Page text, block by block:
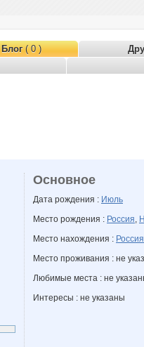
Блог( 0 )
Основное
Дата рождения : Июль
Место рождения : Россия,
Место нахождения : Россия
Место проживания : не
Любимые места : не
Интересы : не указаны